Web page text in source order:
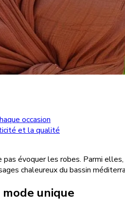
occasion
et la qualité
évoquer les robes. Parmi
chaleureux du bassin
unique